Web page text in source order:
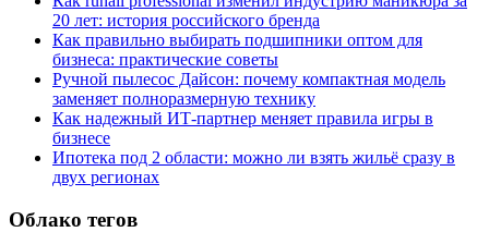
20 лет: история российского бренда
Как правильно выбирать подшипники оптом для
бизнеса: практические советы
Ручной пылесос Дайсон: почему компактная модель
заменяет полноразмерную технику
Как надежный ИТ-партнер меняет правила игры в
бизнесе
Ипотека под 2 области: можно ли взять жильё сразу в
двух регионах
Облако тегов